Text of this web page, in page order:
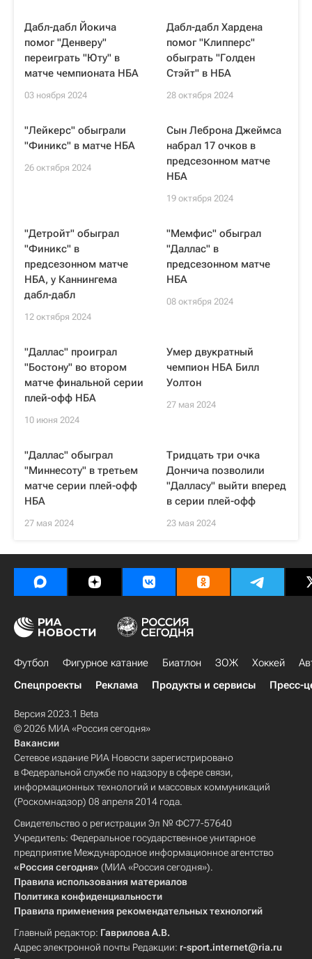
Дабл-дабл Йокича
помог "Денверу"
переиграть "Юту" в
матче чемпионата НБА
03 ноября 2024
Дабл-дабл Хардена
помог "Клипперс"
обыграть "Голден
Стэйт" в НБА
28 октября 2024
"Лейкерс" обыграли
"Финикс" в матче НБА
26 октября 2024
Сын Леброна Джеймса
набрал 17 очков в
предсезонном матче
НБА
19 октября 2024
"Детройт" обыграл
"Финикс" в
предсезонном матче
НБА, у Каннингема
дабл-дабл
12 октября 2024
"Мемфис" обыграл
"Даллас" в
предсезонном матче
НБА
08 октября 2024
"Даллас" проиграл
"Бостону" во втором
матче финальной серии
плей-офф НБА
10 июня 2024
Умер двукратный
чемпион НБА Билл
Уолтон
27 мая 2024
"Даллас" обыграл
"Миннесоту" в третьем
матче серии плей-офф
НБА
27 мая 2024
Тридцать три очка
Дончича позволили
"Далласу" выйти вперед
в серии плей-офф
23 мая 2024
Футбол Фигурное катание Биатлон ЗОЖ Хоккей
Спецпроекты
Реклама Продукты и сервисы Пресс-
Версия 2023.1 Beta
© 2026 МИА «Россия сегодня»
Вакансии
Сетевое издание РИА Новости зарегистрировано
в Федеральной службе по надзору в сфере связи,
информационных технологий и массовых коммуникаций
(Роскомнадзор) 08 апреля 2014 года.
Свидетельство о регистрации Эл № ФС77-57640
Учредитель: Федеральное государственное унитарное
предприятие Международное информационное агентство
«Россия сегодня» (МИА «Россия сегодня»).
Правила использования материалов
Политика конфиденциальности
Правила применения рекомендательных технологий
Главный редактор: Гаврилова А.В.
Адрес электронной почты Редакции: r-sport.internet@ria.ru